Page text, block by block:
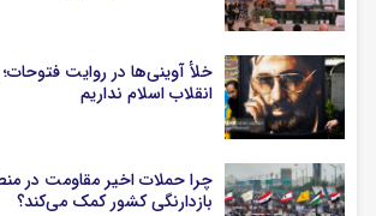
خلأ آوینی‌ها در روایت فتوحات؛
انقلاب اسلام نداریم
چرا حملات اخیر مقاومت در
بازدارنگی کشور کمک می‌کند؟